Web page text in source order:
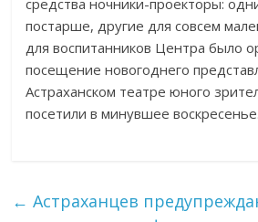
средства ночники-проекторы:
постарше, другие для совсем
для воспитанников Центра было
посещение новогоднего
Астраханском театре юного
посетили в минувшее воскресенье.
← Астраханцев